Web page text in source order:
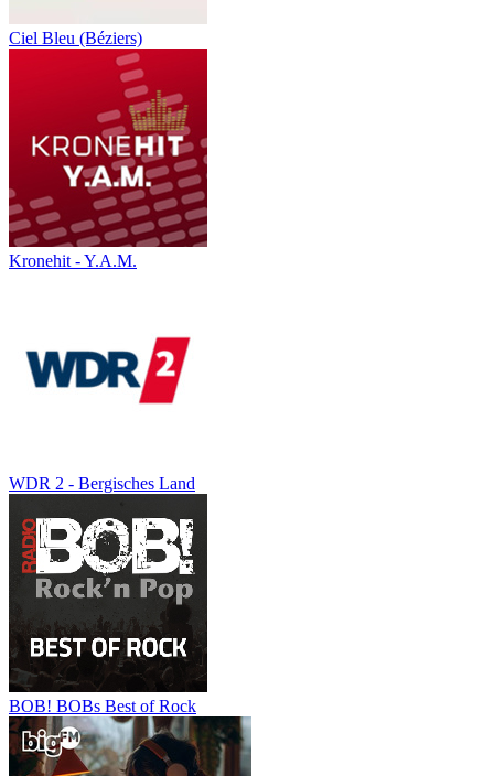
Ciel Bleu (Béziers)
Kronehit - Y.A.M.
WDR 2 - Bergisches Land
BOB! BOBs Best of Rock